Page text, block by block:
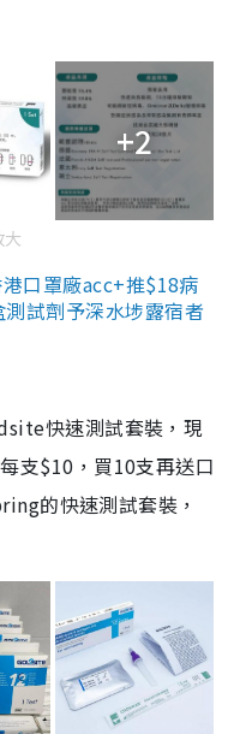
+2
口罩廠acc+推$18病
試劑予深水埗露宿者
快速測試套裝，現
支$10，買10支再送口
的快速測試套裝，